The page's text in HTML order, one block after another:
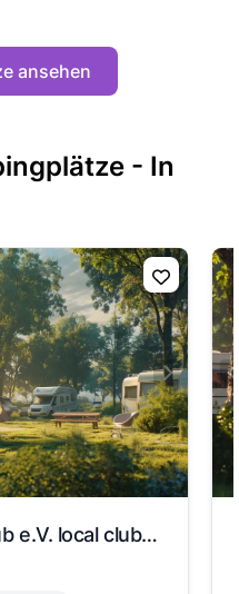
ansehen
- In
German Camping Club e.V. local club Erlangen